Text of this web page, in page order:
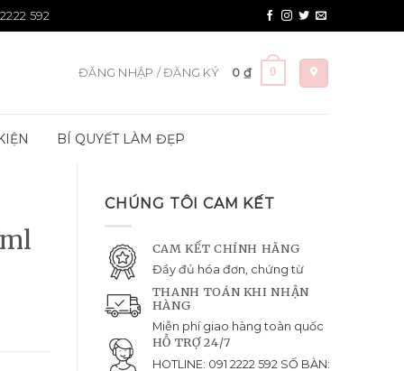
592
ĐĂNG NHẬP / ĐĂNG KÝ 0 ₫ 0
BÍ QUYẾT LÀM ĐẸP
CHÚNG TÔI CAM KẾT
CAM KẾT CHÍNH HÃNG
Đầy đủ hóa đơn, chứng từ
THANH TOÁN KHI NHẬN
HÀNG
Miễn phí giao hàng toàn quốc
HỖ TRỢ 24/7
HOTLINE: 091 2222 592 SỐ BÀN: